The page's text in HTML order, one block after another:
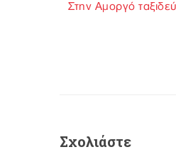
Στην Αμοργό
Σχολιάστε